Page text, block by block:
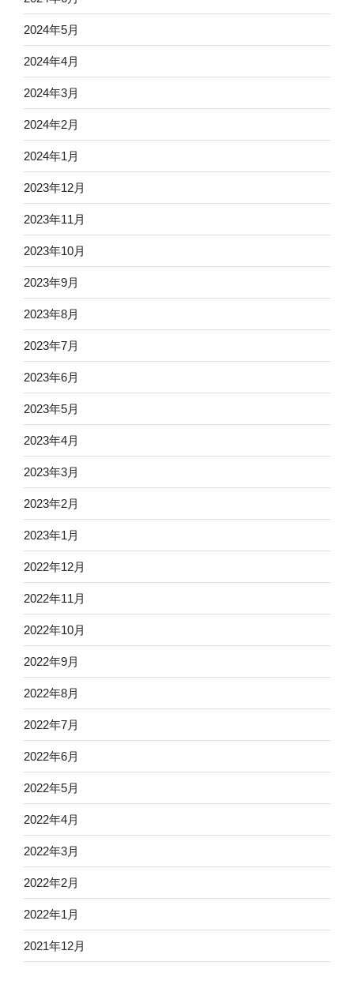
2024年5月
2024年4月
2024年3月
2024年2月
2024年1月
2023年12月
2023年11月
2023年10月
2023年9月
2023年8月
2023年7月
2023年6月
2023年5月
2023年4月
2023年3月
2023年2月
2023年1月
2022年12月
2022年11月
2022年10月
2022年9月
2022年8月
2022年7月
2022年6月
2022年5月
2022年4月
2022年3月
2022年2月
2022年1月
2021年12月